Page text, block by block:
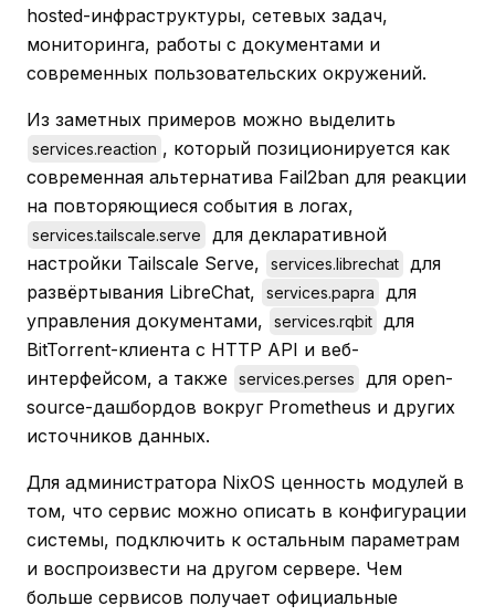
hosted-инфраструктуры, сетевых задач,
мониторинга, работы с документами и
современных пользовательских окружений.
Из заметных примеров можно выделить
services.reaction , который позиционируется как
современная альтернатива Fail2ban для реакции
на повторяющиеся события в логах,
services.tailscale.serve
для декларативной
настройки Tailscale Serve,
services.librechat для
развёртывания LibreChat,
services.papra
для
управления документами,
services.rqbit для
BitTorrent-клиента с HTTP API и веб-
интерфейсом, а также
services.perses
для open-
source-дашбордов вокруг Prometheus и других
источников данных.
Для администратора NixOS ценность модулей в
том, что сервис можно описать в конфигурации
системы, подключить к остальным параметрам
и воспроизвести на другом сервере. Чем
больше сервисов получает официальные